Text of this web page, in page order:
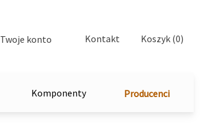
Twoje konto Kontakt Koszyk (0)
Komponenty Producenci